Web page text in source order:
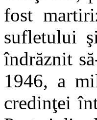
fost
sufletului
îndrăznit
1946, a
credinţei